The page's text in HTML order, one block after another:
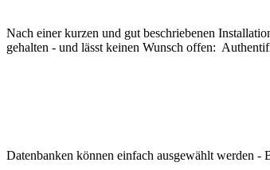
Nach einer kurzen und gut beschriebenen
gehalten - und lässt keinen Wunsch offen:
Datenbanken können einfach ausgewählt werden -